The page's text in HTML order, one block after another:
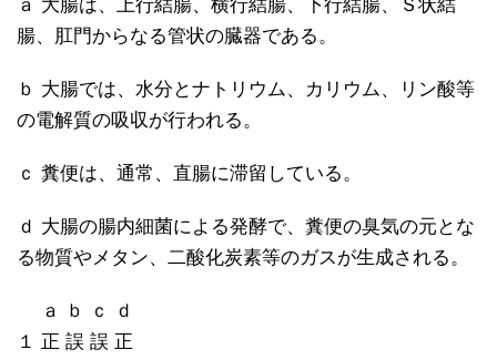
ａ 大腸は、上行結腸、横行結腸、下行結腸、Ｓ状結
腸、肛門からなる管状の臓器である。
ｂ 大腸では、水分とナトリウム、カリウム、リン酸等
の電解質の吸収が行われる。
ｃ 糞便は、通常、直腸に滞留している。
ｄ 大腸の腸内細菌による発酵で、糞便の臭気の元とな
る物質やメタン、二酸化炭素等のガスが生成される。
ａ ｂ ｃ ｄ
１ 正 誤 誤 正